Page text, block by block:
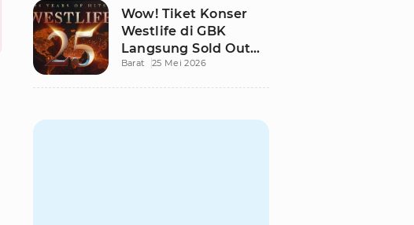
Wow! Tiket Konser
Westlife di GBK
Langsung Sold Out
Kurang dari 12 Jam
Barat 25 Mei 2026